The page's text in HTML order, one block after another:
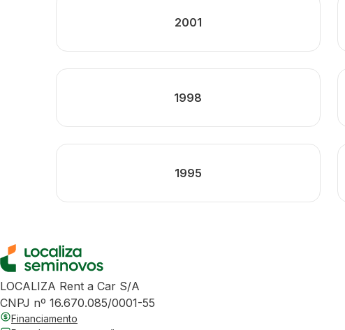
2001
1998
1995
LOCALIZA Rent a Car S/A
CNPJ nº 16.670.085/0001-55
Financiamento